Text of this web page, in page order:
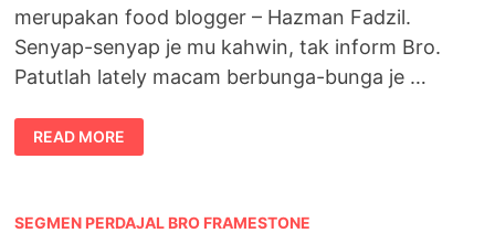
merupakan food blogger – Hazman Fadzil.
Senyap-senyap je mu kahwin, tak inform Bro.
Patutlah lately macam berbunga-bunga je …
SELAMAT
PEGANTIN
BARU
HAZMAN
READ MORE
SEGMEN PERDAJAL BRO FRAMESTONE